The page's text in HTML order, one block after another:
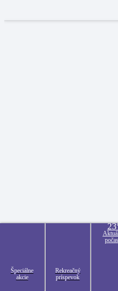
Špeciálne
akcie
Rekreačný
príspevok